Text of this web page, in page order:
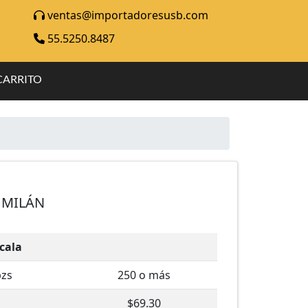
ventas@importadoresusb.com
55.5250.8487
250 o más
$69.30